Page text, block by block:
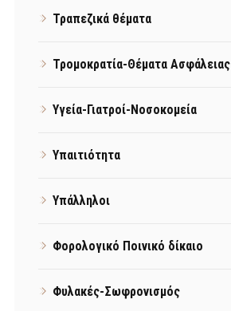
Τραπεζικά θέματα
Τρομοκρατία-Θέματα Ασφάλειας
Υγεία-Γιατροί-Νοσοκομεία
Υπαιτιότητα
Υπάλληλοι
Φορολογικό Ποινικό δίκαιο
Φυλακές-Σωφρονισμός